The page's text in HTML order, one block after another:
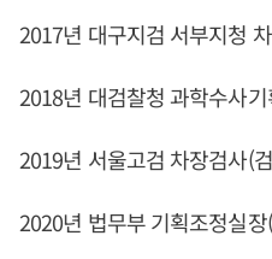
2017년 대구지검 서부지청
2018년 대검찰청 과학수사
2019년 서울고검 차장검사(
2020년 법무부 기획조정실